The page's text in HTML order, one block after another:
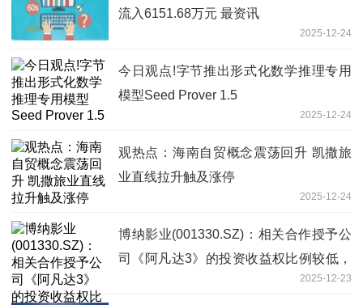
流入6151.68万元 最资讯
2025-12-24
今日观点!字节推出形式化数学推理专用
模型Seed Prover 1.5
2025-12-24
观热点：海南自贸概念震荡回升 凯撒旅
业直线拉升触及涨停
2025-12-24
博纳影业(001330.SZ)：相关合作授予公
司《阿凡达3》的投资收益权比例较低，
2025-12-23